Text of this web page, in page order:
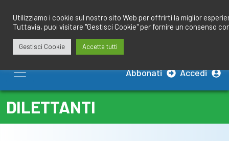
contenuto
Abbonati Accedi
DILETTANTI
Utilizziamo i cookie sul nostro sito Web per offrirti la miglior
Tuttavia, puoi visitare "Gestisci Cookie" per fornire un consenso
Gestisci Cookie Accetta tutti